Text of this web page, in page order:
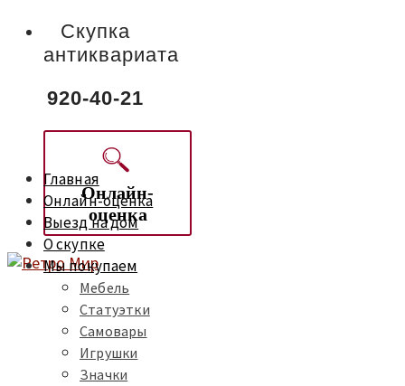
Скупка
антиквариата
920-40-21
Онлайн-
оценка
Главная
Онлайн-оценка
Выезд на дом
О скупке
Мы покупаем
Мебель
Статуэтки
Самовары
Игрушки
Значки